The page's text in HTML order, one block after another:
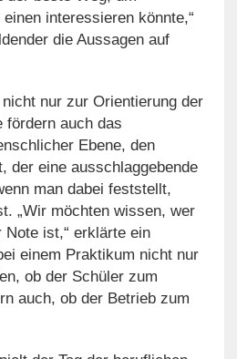
interessieren könnte,“
die Aussagen auf
nur zur Orientierung der
fördern auch das
Ebene, den
der eine ausschlaggebende
man dabei feststellt,
„Wir möchten wissen, wer
ist,“ erklärte ein
einem Praktikum nicht nur
ob der Schüler zum
auch, ob der Betrieb zum